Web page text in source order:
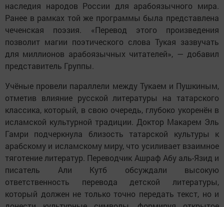
наследия народов России для арабоязычного мира.
Ранее в рамках той же программы была представлена
чеченская поэзия. «Перевод этого произведения
позволит магии поэтического слова Тукая зазвучать
для миллионов арабоязычных читателей», — добавил
представитель Группы.
Учёные провели параллели между Тукаем и Пушкиным,
отметив влияние русской литературы на татарского
классика, который, в свою очередь, глубоко укоренён в
исламской культурной традиции. Доктор Макарем Эль
Гамри подчеркнула близость татарской культуры к
арабскому и исламскому миру, что усиливает взаимное
тяготение литератур. Переводчик Ашраф Абу аль-Язид и
писатель Али Кутб обсуждали высокую
ответственность перевода детской литературы,
который должен не только точно передать текст, но и